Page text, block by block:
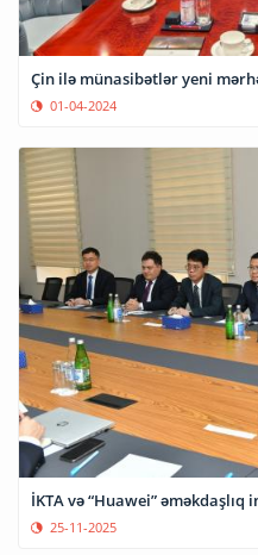
Çin ilə münasibətlər yeni
01-04-2024
İKTA və “Huawei”
25-11-2025